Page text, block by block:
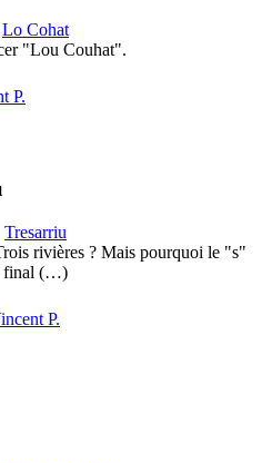
Lo Cohat
"Lou Couhat".
P.
Tresarriu
rivières ? Mais pourquoi le "s"
final (…)
P.